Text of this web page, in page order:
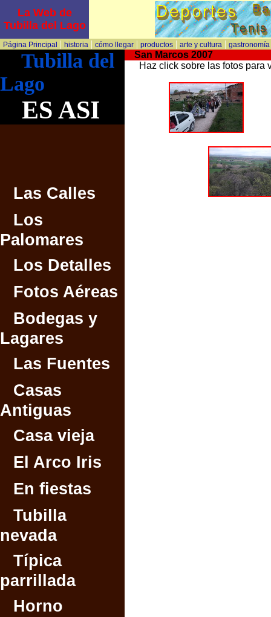
La Web de
Tubilla del Lago
Página Principal | historia | cómo llegar| productos| arte y cultura | gastronomía
Tubilla del
Lago
ES ASI
Las Calles
Los
Palomares
Los Detalles
Fotos Aéreas
Bodegas y
Lagares
Las Fuentes
Casas
Antiguas
Casa vieja
El Arco Iris
En fiestas
Tubilla
nevada
Típica
parrillada
Horno
San Marcos 2007
Haz click sobre las fotos para